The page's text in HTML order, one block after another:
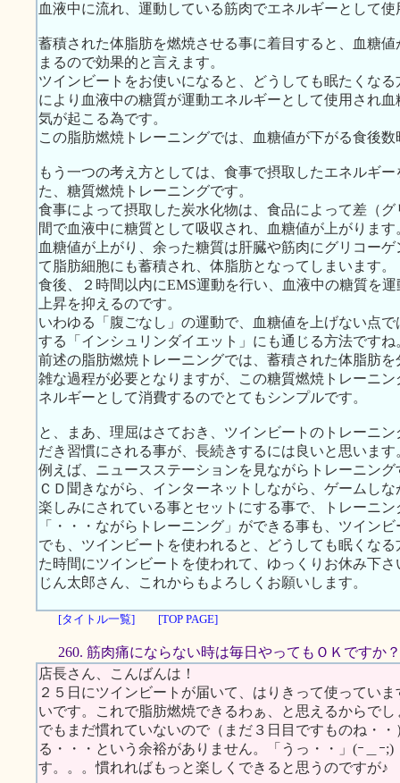
血液中に流れ、運動している筋肉でエネルギーとして
蓄積された体脂肪を燃焼させる事に着目すると、血糖
まるので効果的と言えます。
ツインビートをお使いになると、どうしても眠たくな
により血液中の糖質が運動エネルギーとして使用され
気が起こる為です。
この脂肪燃焼トレーニングでは、血糖値が下がる食後
もう一つの考え方としては、食事で摂取したエネルギ
た、糖質燃焼トレーニングです。
食事によって摂取した炭水化物は、食品によって差（
間で血液中に糖質として吸収され、血糖値が上がります
血糖値が上がり、余った糖質は肝臓や筋肉にグリコー
て脂肪細胞にも蓄積され、体脂肪となってしまいます。
食後、２時間以内にEMS運動を行い、血液中の糖質を
上昇を抑えるのです。
いわゆる「腹ごなし」の運動で、血糖値を上げない点
する「インシュリンダイエット」にも通じる方法ですね
前述の脂肪燃焼トレーニングでは、蓄積された体脂肪
雑な過程が必要となりますが、この糖質燃焼トレーニ
ネルギーとして消費するのでとてもシンプルです。
と、まあ、理屈はさておき、ツインビートのトレーニ
だき習慣にされる事が、長続きするには良いと思います
例えば、ニュースステーションを見ながらトレーニン
ＣＤ聞きながら、インターネットしながら、ゲームし
楽しみにされている事とセットにする事で、トレーニ
「・・・ながらトレーニング」ができる事も、ツイン
でも、ツインビートを使われると、どうしても眠くな
た時間にツインビートを使われて、ゆっくりお休み下さ
じん太郎さん、これからもよろしくお願いします。
[タイトル一覧] [TOP PAGE]
260. 筋肉痛にならない時は毎日やってもＯＫですか？
店長さん、こんばんは！
２５日にツインビートが届いて、はりきって使ってい
いです。これで脂肪燃焼できるわぁ、と思えるからで
でもまだ慣れていないので（まだ３日目ですものね・
る・・・という余裕がありません。「うっ・・」(ｰ＿
す。。。慣れればもっと楽しくできると思うのですが